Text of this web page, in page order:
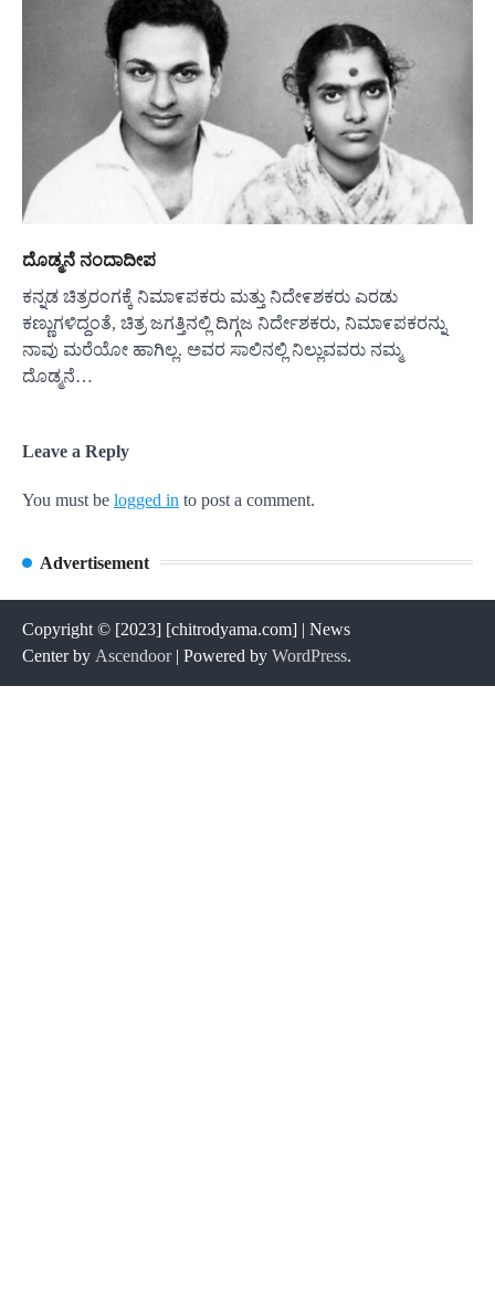
ದೊಡ್ಮನೆ ನಂದಾದೀಪ
ಕನ್ನಡ ಚಿತ್ರರಂಗಕ್ಕೆ ನಿಮಾ೯ಪಕರು ಮತ್ತು ನಿದೇ೯ಶಕರು ಎರಡು
ಕಣ್ಣುಗಳಿದ್ದಂತೆ, ಚಿತ್ರ ಜಗತ್ತಿನಲ್ಲಿ ದಿಗ್ಗಜ ನಿರ್ದೇಶಕರು, ನಿಮಾ೯ಪಕರನ್ನು
ನಾವು ಮರೆಯೋ ಹಾಗಿಲ್ಲ. ಅವರ ಸಾಲಿನಲ್ಲಿ ನಿಲ್ಲುವವರು ನಮ್ಮ
ದೊಡ್ಮನೆ…
Leave a Reply
You must be logged in to post a comment.
Advertisement
Copyright © [2023] [chitrodyama.com] | News
Center by Ascendoor| Powered by WordPress.